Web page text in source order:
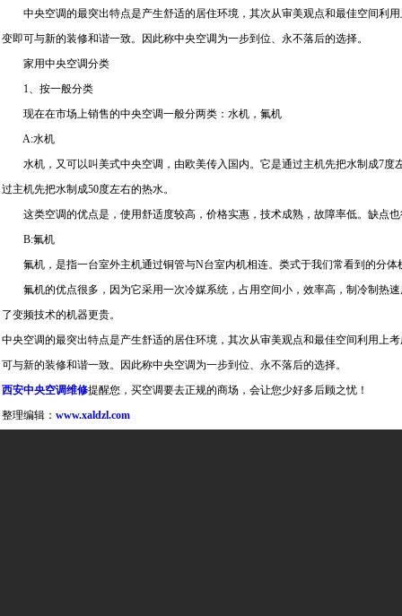
中央空调的最突出特点是产生舒适的居住环境，其次从审美观点和最佳空间利用
变即可与新的装修和谐一致。因此称中央空调为一步到位、永不落后的选择。
家用中央空调分类
1、按一般分类
现在在市场上销售的中央空调一般分两类：水机，氟机
A:水机
水机，又可以叫美式中央空调，由欧美传入国内。它是通过主机先把水制成7度
过主机先把水制成50度左右的热水。
这类空调的优点是，使用舒适度较高，价格实惠，技术成熟，故障率低。缺点
B:氟机
氟机，是指一台室外主机通过铜管与N台室内机相连。类式于我们常看到的分体
氟机的优点很多，因为它采用一次冷媒系统，占用空间小，效率高，制冷制热速
了变频技术的机器更贵。
中央空调的最突出特点是产生舒适的居住环境，其次从审美观点和最佳空间利用上
可与新的装修和谐一致。因此称中央空调为一步到位、永不落后的选择。
西安中央空调维修提醒您，买空调要去正规的商场，会让您少好多后顾之忧！
整理编辑： www.xaldzl.com